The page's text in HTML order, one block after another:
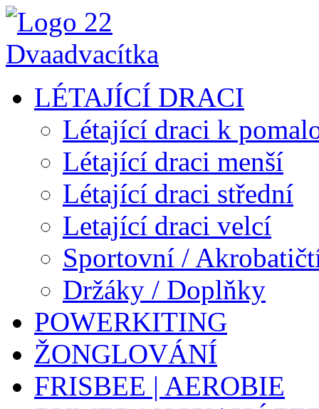
LÉTAJÍCÍ DRACI
Létající draci k
Létající draci menší
Létající draci střední
Letající draci velcí
Sportovní /
Držáky / Doplňky
POWERKITING
ŽONGLOVÁNÍ
FRISBEE | AEROBIE